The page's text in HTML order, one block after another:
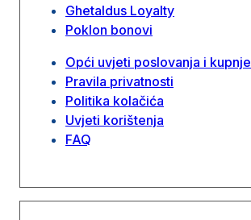
Ghetaldus Loyalty
Poklon bonovi
Opći uvjeti poslovanja i kupnje
Pravila privatnosti
Politika kolačića
Uvjeti korištenja
FAQ